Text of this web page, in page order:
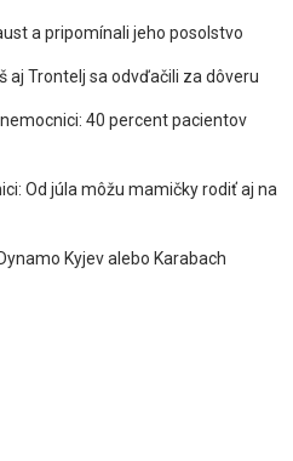
a pripomínali jeho posolstvo
aj Trontelj sa odvďačili za dôveru
40 percent pacientov
Od júla môžu mamičky rodiť aj na
Kyjev alebo Karabach